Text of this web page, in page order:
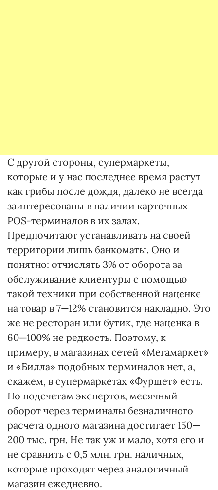
С другой стороны, супермаркеты,
которые и у нас последнее время растут
как грибы после дождя, далеко не всегда
заинтересованы в наличии карточных
POS-терминалов в их залах.
Предпочитают устанавливать на своей
территории лишь банкоматы. Оно и
понятно: отчислять 3% от оборота за
обслуживание клиентуры с помощью
такой техники при собственной наценке
на товар в 7—12% становится накладно. Это
же не ресторан или бутик, где наценка в
60—100% не редкость. Поэтому, к
примеру, в магазинах сетей «Мегамаркет»
и «Билла» подобных терминалов нет, а,
скажем, в супермаркетах «Фуршет» есть.
По подсчетам экспертов, месячный
оборот через терминалы безналичного
расчета одного магазина достигает 150—
200 тыс. грн. Не так уж и мало, хотя его и
не сравнить с 0,5 млн. грн. наличных,
которые проходят через аналогичный
магазин ежедневно.